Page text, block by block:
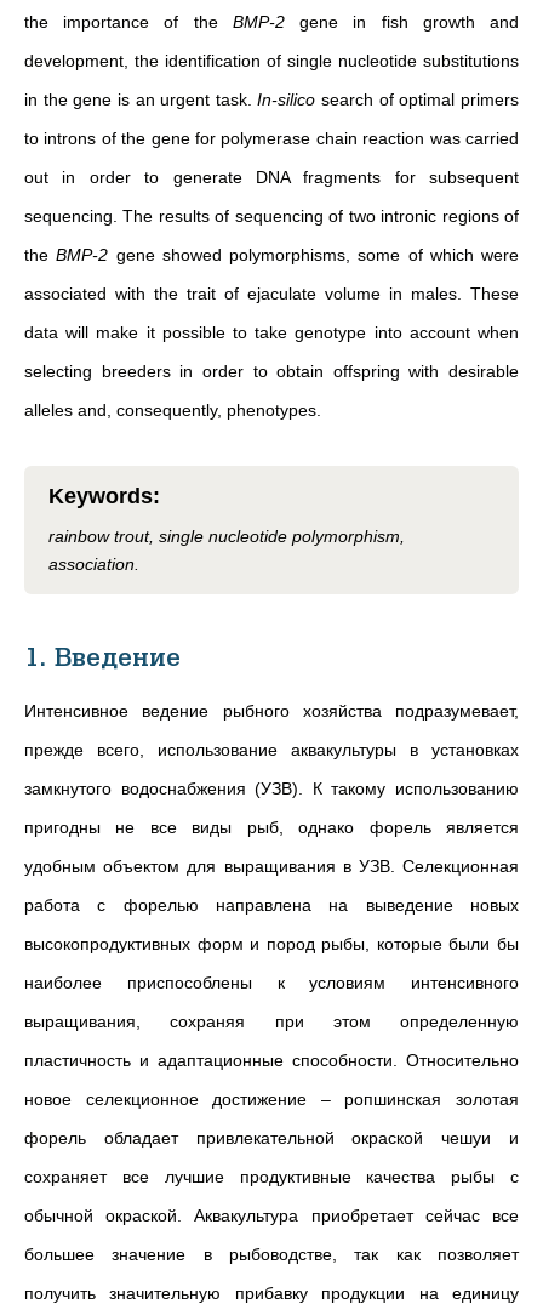
the importance of the BMP-2gene in fish growth and
development, the identification of single nucleotide substitutions
in the gene is an urgent task.In-silico search of optimal primers
to introns of the gene for polymerase chain reaction was carried
out in order to generate DNA fragments for subsequent
sequencing. The results of sequencing of two intronic regions of
theBMP-2 gene showed polymorphisms, some of which were
associated with the trait of ejaculate volume in males. These
data will make it possible to take genotype into account when
selecting breeders in order to obtain offspring with desirable
alleles and, consequently, phenotypes.
Keywords:
rainbow trout, single nucleotide polymorphism,
association.
1. Введение
Интенсивное ведение рыбного хозяйства подразумевает,
прежде всего, использование аквакультуры в установках
замкнутого водоснабжения (УЗВ). К такому использованию
пригодны не все виды рыб, однако форель является
удобным объектом для выращивания в УЗВ. Селекционная
работа с форелью направлена на выведение новых
высокопродуктивных форм и пород рыбы, которые были бы
наиболее приспособлены к условиям интенсивного
выращивания, сохраняя при этом определенную
пластичность и адаптационные способности. Относительно
новое селекционное достижение – ропшинская золотая
форель обладает привлекательной окраской чешуи и
сохраняет все лучшие продуктивные качества рыбы с
обычной окраской. Аквакультура приобретает сейчас все
большее значение в рыбоводстве, так как позволяет
получить значительную прибавку продукции на единицу